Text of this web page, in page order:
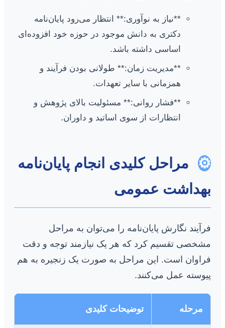
**نیاز به نوآوری:** انتظار می‌رود پایان‌نامه
دکتری به دانش موجود در حوزه خود افزوده‌ای
اساسی داشته باشد.
**مدیریت زمان:** طولانی بودن فرآیند و
همزمانی با سایر تعهدات.
**فشار روانی:** مسئولیت بالای پژوهش و
انتظارات از سوی اساتید و داوران.
⚙️ مراحل کلیدی انجام پایان‌نامه
بهداشت عمومی
فرآیند نگارش پایان‌نامه را می‌توان به مراحل
مشخصی تقسیم کرد که هر یک نیازمند توجه و دقت
فراوان است. این مراحل به صورت یک زنجیره به هم
پیوسته عمل می‌کنند.
مرحله توضیحات کلیدی